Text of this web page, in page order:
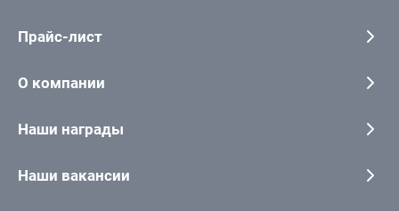
Прайс-лист
О компании
Наши награды
Наши вакансии